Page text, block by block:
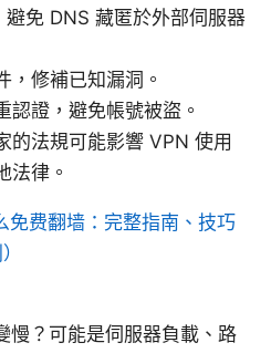
免 DNS 藏匿於外部伺服器
，修補已知漏洞。
認證，避免帳號被盜。
的法規可能影響 VPN 使用
法律。
免费翻墙：完整指南、技巧
慢？可能是伺服器負載、路